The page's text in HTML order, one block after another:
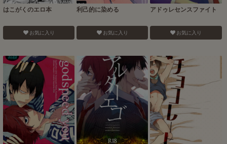
はこがくのエロ本
お気に入り
利己的に染める
お気に入り
アドゥレセンスファイト
お気に入り